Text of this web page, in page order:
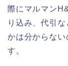
際にマルマン
り込み、代引
かは分からな
す。